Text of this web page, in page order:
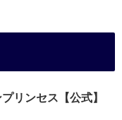
リンセス【公式】